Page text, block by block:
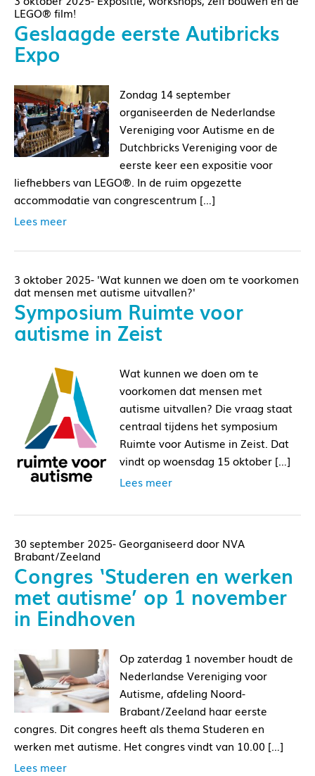
LEGO® film!
Geslaagde eerste Autibricks
Expo
Zondag 14 september
organiseerden de Nederlandse
Vereniging voor Autisme en de
Dutchbricks Vereniging voor de
eerste keer een expositie voor
liefhebbers van LEGO®. In de ruim opgezette
accommodatie van congrescentrum […]
Lees meer
3 oktober 2025- 'Wat kunnen we doen om te voorkomen
dat mensen met autisme uitvallen?'
Symposium Ruimte voor
autisme in Zeist
Wat kunnen we doen om te
voorkomen dat mensen met
autisme uitvallen? Die vraag staat
centraal tijdens het symposium
Ruimte voor Autisme in Zeist. Dat
vindt op woensdag 15 oktober […]
Lees meer
30 september 2025- Georganiseerd door NVA
Brabant/Zeeland
Congres ‘Studeren en werken
met autisme’ op 1 november
in Eindhoven
Op zaterdag 1 november houdt de
Nederlandse Vereniging voor
Autisme, afdeling Noord-
Brabant/Zeeland haar eerste
congres. Dit congres heeft als thema Studeren en
werken met autisme. Het congres vindt van 10.00 […]
Lees meer